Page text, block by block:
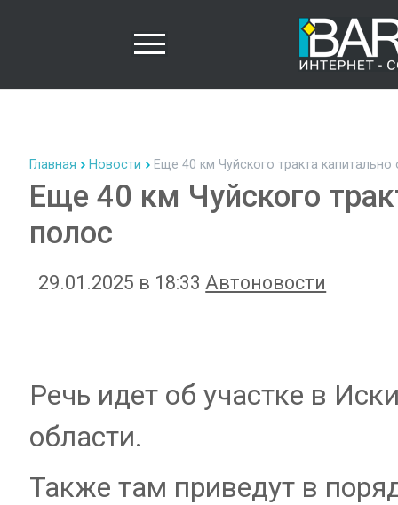
Главная Новости Еще 40 км Чуйского тракта
Еще 40 км Чуйского
полос
29.01.2025 в 18:33Автоновости
Речь идет об участке в
области.
Также там приведут в